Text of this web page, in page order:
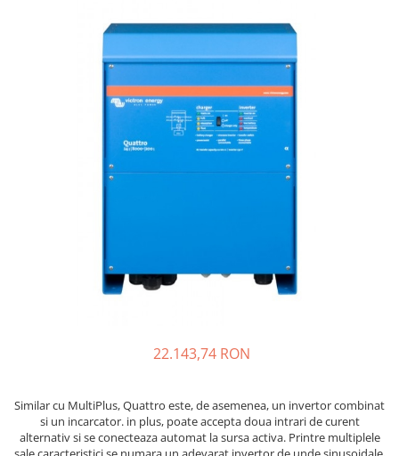
Incarcatoare acumulatori
Panouri fotovoltaice si accesorii
Panouri fotovoltaice
Sisteme prindere panouri
Invertoare Hibrid
PWM
Convertoare de tensiune
22.143,74 RON
Similar cu MultiPlus, Quattro este, de asemenea, un invertor combinat
si un incarcator. in plus, poate accepta doua intrari de curent
alternativ si se conecteaza automat la sursa activa. Printre multiplele